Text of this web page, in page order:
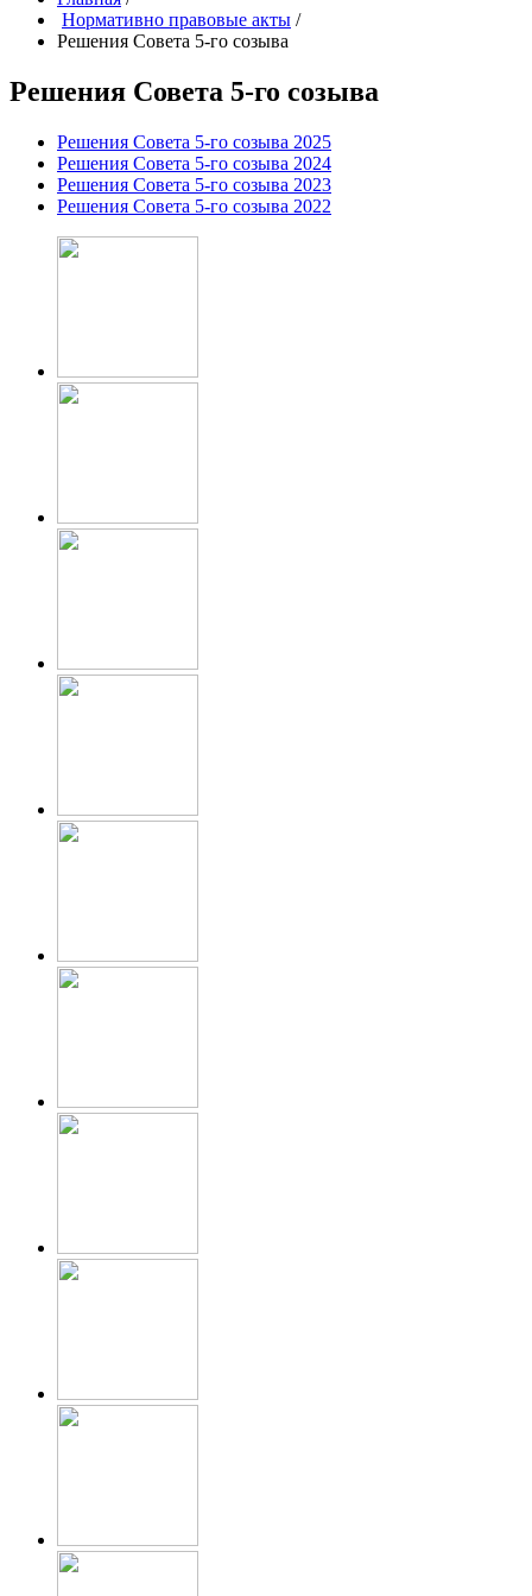
Нормативно правовые акты /
Решения Совета 5-го созыва
Решения Совета 5-го созыва
Решения Совета 5-го созыва 2025
Решения Совета 5-го созыва 2024
Решения Совета 5-го созыва 2023
Решения Совета 5-го созыва 2022